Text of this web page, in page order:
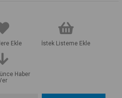
Ekle İstek Listeme Ekle
Haber